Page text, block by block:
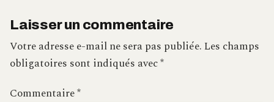
Laisser un commentaire
Votre adresse e-mail ne sera pas publiée.Les champs
obligatoires sont indiqués avec*
Commentaire*